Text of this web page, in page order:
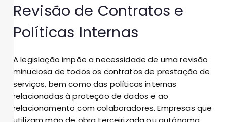
Revisão de Contratos e
Políticas Internas
A legislação impõe a necessidade de uma revisão
minuciosa de todos os contratos de prestação de
serviços, bem como das políticas internas
relacionadas à proteção de dados e ao
relacionamento com colaboradores. Empresas que